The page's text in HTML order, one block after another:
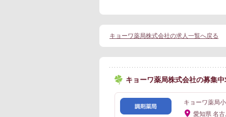
キョーワ薬局株式会社の求人一覧へ戻る
キョーワ薬局株式会社の募集
キョーワ薬局
愛知県 名